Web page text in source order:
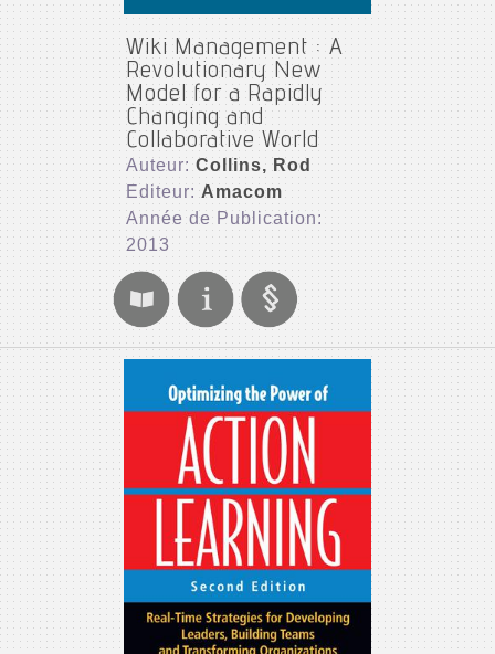
Wiki Management : A
Revolutionary New
Model for a Rapidly
Changing and
Collaborative World
Auteur:Collins, Rod
Editeur:Amacom
Année de Publication:
2013